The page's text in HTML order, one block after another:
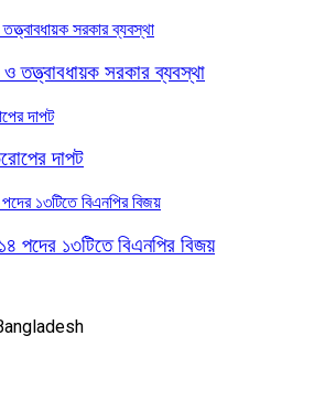
তত্ত্বাবধায়ক সরকার ব্যবস্থা
দাপট
পদের ১৩টিতে বিএনপির বিজয়